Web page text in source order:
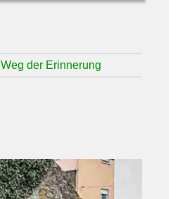
Weg der Erinnerung